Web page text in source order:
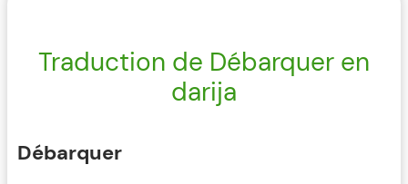
Traduction de Débarquer en
darija
Débarquer